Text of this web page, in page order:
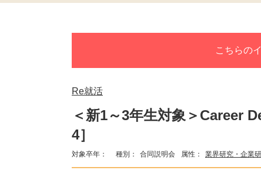
こちらの
Re就活
＜新1～3年生対象＞Career
4］
対象卒年： 種別： 合同説明会 属性： 業界研究・企業